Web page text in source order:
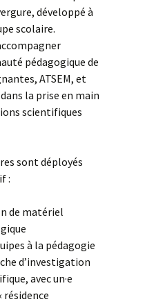
développé à
scolaire.
pédagogique de
ATSEM, et
la prise en main
scientifiques
sont déployés
:
de matériel
à la pédagogie
d’investigation
avec un·e
résidence